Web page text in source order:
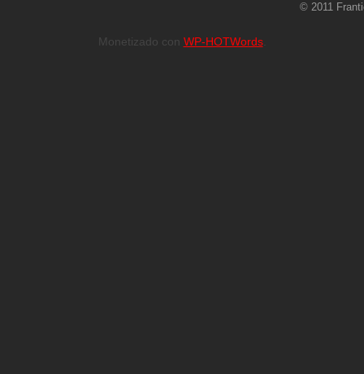
© 2011
Monetizado con WP-HOTWords.